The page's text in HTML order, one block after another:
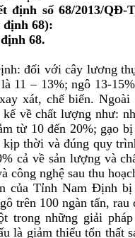
số 68/2013/QĐ-
68):
68.
đối với cây lương
11 – 13%; ngô 13-
xát, chế biến.
kể về chất lượng như:
từ 10 đến 20%; gạo
thời và đúng quy
cả về sản lượng và
công nghệ sau thu
của Tỉnh Nam Định
trên 100 ngàn tấn, rau
trong những giải
là giảm thiểu tổn thất